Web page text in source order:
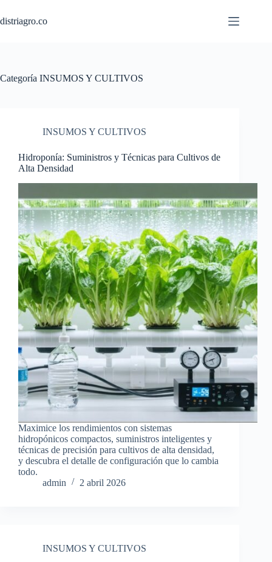
al
contenido
distriagro.co
Categoría INSUMOS Y CULTIVOS
INSUMOS Y CULTIVOS
Hidroponía: Suministros y Técnicas para Cultivos de
Alta Densidad
Maximice los rendimientos con sistemas
hidropónicos compactos, suministros inteligentes y
técnicas de precisión para cultivos de alta densidad,
y descubra el detalle de configuración que lo cambia
todo.
admin
2 abril 2026
INSUMOS Y CULTIVOS